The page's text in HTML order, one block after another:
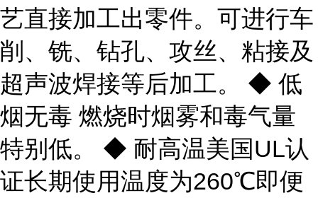
艺直接加工出零件。可进行车
削、铣、钻孔、攻丝、粘接及
超声波焊接等后加工。 ◆ 低
烟无毒 燃烧时烟雾和毒气量
特别低。 ◆ 耐高温美国UL认
证长期使用温度为260℃即便